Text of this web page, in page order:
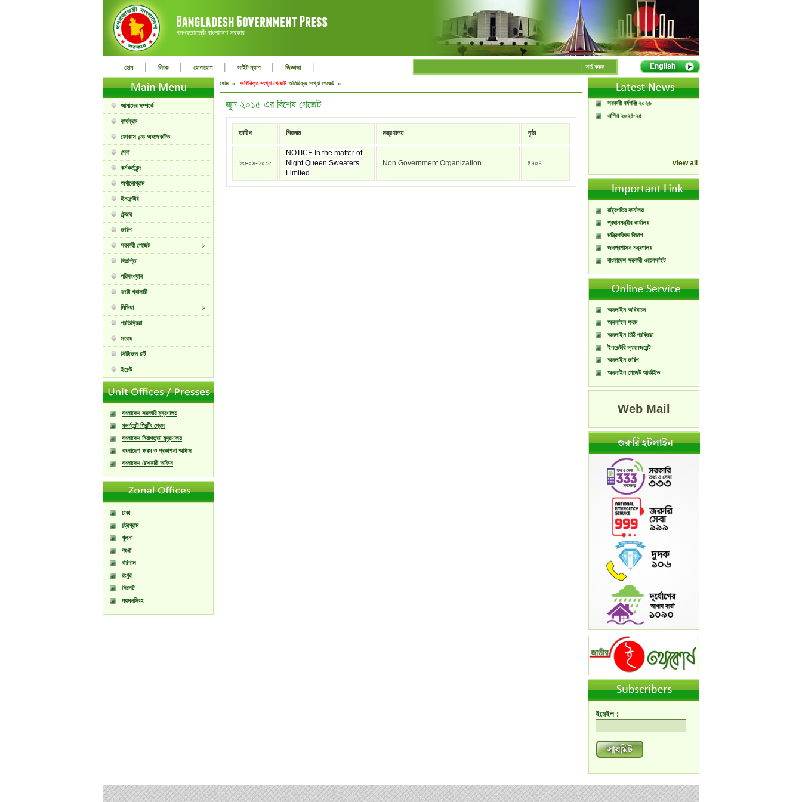
গনপ্রজাতন্ত্রী বাংলাদেশ সরকার
হোম | লিংক | যোগাযোগ | সাইট ম্যাপ | জিজ্ঞাসা | সার্চ করুন
আমাদের সম্পর্কে
কার্যক্রম
ফোকাস এন্ড অবজেকটিভ
সেবা
কর্মকর্তাবৃন্দ
অর্গানোগ্রাম
ইনভেন্টরি
টেন্ডার
জরিপ
সরকারী গেজেট
বিজ্ঞপ্তি
পরিসংখ্যান
ফটো গ্যালারী
মিডিয়া
প্রতিক্রিয়া
সংবাদ
সিটিজেন চার্ট
ইভেন্ট
বাংলাদেশ সরকারি মুদ্রণালয়
গভর্ণমেন্ট প্রিন্টিং প্রেস
বাংলাদেশ নিরাপত্তা মুদ্রণালয়
বাংলাদেশ ফরম ও প্রকাশনা অফিস
বাংলাদেশ ষ্টেশনারী অফিস
ঢাকা
চট্রগ্রাম
খুলনা
বগুরা
বরিশাল
রংপুর
সিলেট
ময়মনসিংহ
হোম » অতিরিক্ত সংখ্যা গেজেট অতিরিক্ত সংখ্যা গেজেট »
জুন ২০১৫ এর বিশেষ গেজেট
তারিখ শিরনাম মন্ত্রণালয় পৃষ্ঠা
২৩-০৬-২০১৫
NOTICE In the matter of
Night Queen Sweaters
Limited.
Non Government Organization ৪৭০৭
A Handbook of
Government Press
Citizen Charter of
Bangladesh Government
Press
সরকারী বর্ষপঞ্জি ২০২৬
এপিএ ২০২৪-২৫
view all
রাষ্ট্রপতির কার্যালয়
প্রধানমন্ত্রীর কার্যালয়
মন্ত্রিপরিষদ বিভাগ
জনপ্রশাসন মন্ত্রণালয়
বাংলাদেশ সরকারী ওয়েবসাইট
অনলাইন অধিযাচন
অনলাইন ফরম
অনলাইন চিঠি প্রক্রিয়া
ইনভেন্টরি ম্যানেজমেন্ট
অনলাইন জরিপ
অনলাইন গেজেট আর্কাইভ
Web Mail
ইমেইল :